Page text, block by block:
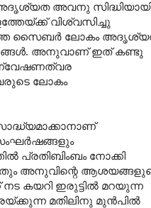
അവനു
വിശ്വസിച്ചു
സൈബർ ലോകം
അനുവാണ് ഇത് കണ്ടു
ലോകം
സംഘർഷങ്ങളും
പ്രതിബിംബം നോക്കി
അനുവിന്റെ
കയറി ഇരുട്ടിൽ മറയുന്ന
മതിലിനു മുൻപിൽ